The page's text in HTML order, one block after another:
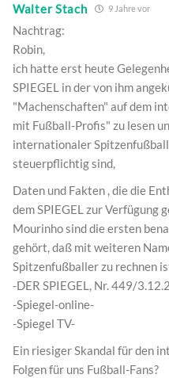
Walter Stach 9 Jahre vor
Nachtrag:
Robin,
ich hatte erst heute
SPIEGEL in der von ihm
"Machenschaften" auf dem
mit Fußball-Profis" zu lesen
internationaler
steuerpflichtig sind,
Daten und Fakten , die die
dem SPIEGEL zur Verfügung
Mourinho sind die ersten
gehört, daß mit weiteren
Spitzenfußballer zu rechnen
-DER SPIEGEL, Nr. 449/
-Spiegel-online-
-Spiegel TV-
Ein riesiger Skandal für den
Folgen für uns Fußball-Fans?